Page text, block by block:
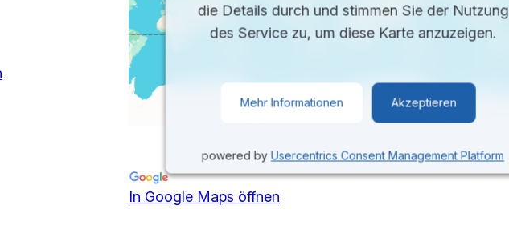
die Details durch und stimmen Sie der Nutzung
des Service zu, um diese Karte anzuzeigen.
Mehr Informationen Akzeptieren
powered by Usercentrics Consent Management Platform
In Google Maps öffnen